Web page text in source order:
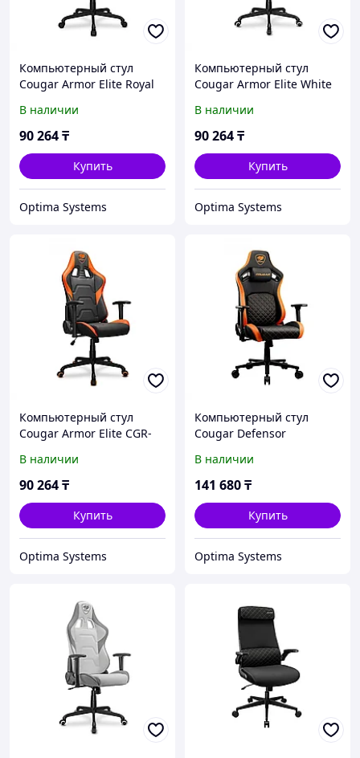
Компьютерный стул
Cougar Armor Elite Royal
В наличии
90 264₸
Купить
Optima Systems
Компьютерный стул
Cougar Armor Elite White
В наличии
90 264₸
Купить
Optima Systems
Компьютерный стул
Cougar Armor Elite CGR-
В наличии
90 264₸
Купить
Optima Systems
Компьютерный стул
Cougar Defensor
В наличии
141 680₸
Купить
Optima Systems